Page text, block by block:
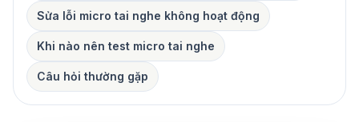
Sửa lỗi micro tai nghe không hoạt động
Khi nào nên test micro tai nghe
Câu hỏi thường gặp